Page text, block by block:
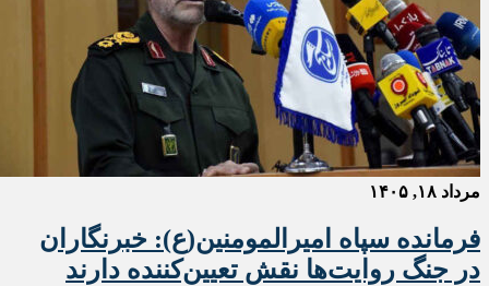
مرداد ۱۸, ۱۴۰۵
فرمانده سپاه امیرالمومنین(ع): خبرنگاران
در جنگ روایت‌ها نقش تعیین‌کننده دارند